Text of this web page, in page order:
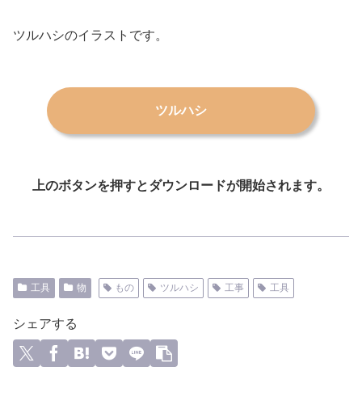
ツルハシのイラストです。
ツルハシ
上のボタンを押すとダウンロードが開始されます。
工具 物 もの ツルハシ 工事 工具
シェアする